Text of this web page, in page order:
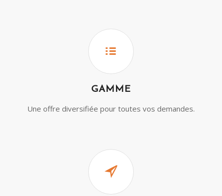
GAMME
Une offre diversifiée pour toutes vos demandes.